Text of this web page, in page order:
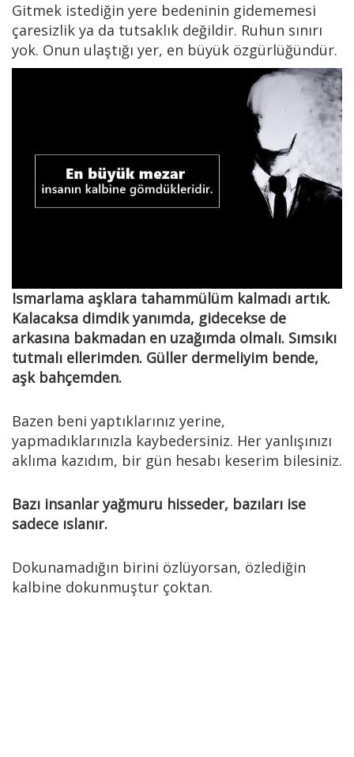
Gitmek istediğin yere bedeninin gidememesi
çaresizlik ya da tutsaklık değildir. Ruhun sınırı
yok. Onun ulaştığı yer, en büyük özgürlüğündür.
Ismarlama aşklara tahammülüm kalmadı artık.
Kalacaksa dimdik yanımda, gidecekse de
arkasına bakmadan en uzağımda olmalı. Sımsıkı
tutmalı ellerimden. Güller dermeliyim bende,
aşk bahçemden.
Bazen beni yaptıklarınız yerine,
yapmadıklarınızla kaybedersiniz. Her yanlışınızı
aklıma kazıdım, bir gün hesabı keserim bilesiniz.
Bazı insanlar yağmuru hisseder, bazıları ise
sadece ıslanır.
Dokunamadığın birini özlüyorsan, özlediğin
kalbine dokunmuştur çoktan.